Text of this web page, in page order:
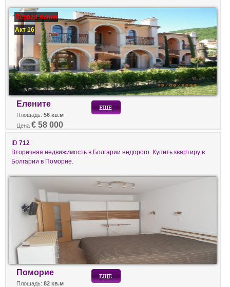
Первая линия
Акт 16
Елените
Площадь: 56 кв.м
Цена € 58 000
ID 712
Вторичная недвижимость в Болгарии недорого. Купить квартиру в
Болгарии в Поморие.
Поморие
Площадь: 82 кв.м